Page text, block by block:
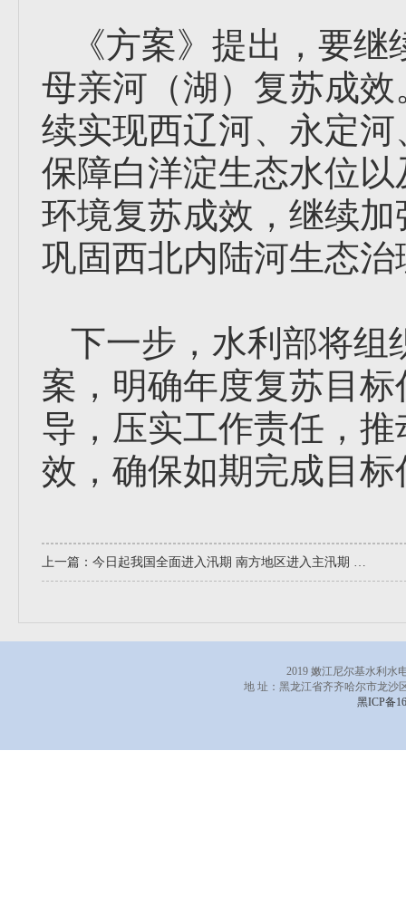
《方案》提出，要
母亲河（湖）复苏成
续实现西辽河、永定
保障白洋淀生态水位
环境复苏成效，继续
巩固西北内陆河生态治
下一步，水利部将组
案，明确年度复苏目
导，压实工作责任，
效，确保如期完成目标
上一篇： 今日起我国全面进入汛期 南方地区进入主汛期 水利部扎实做好水旱灾害防范应对工作
2019 嫩江尼尔基水利水
地 址：黑龙江省齐齐哈尔市龙
黑ICP备